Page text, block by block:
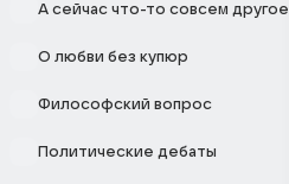
А сейчас что-то совсем другое
О любви без купюр
Философский вопрос
Политические дебаты